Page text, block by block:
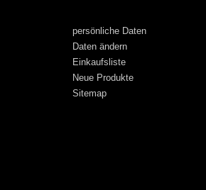
persönliche Daten
Daten ändern
Einkaufsliste
Neue Produkte
Sitemap